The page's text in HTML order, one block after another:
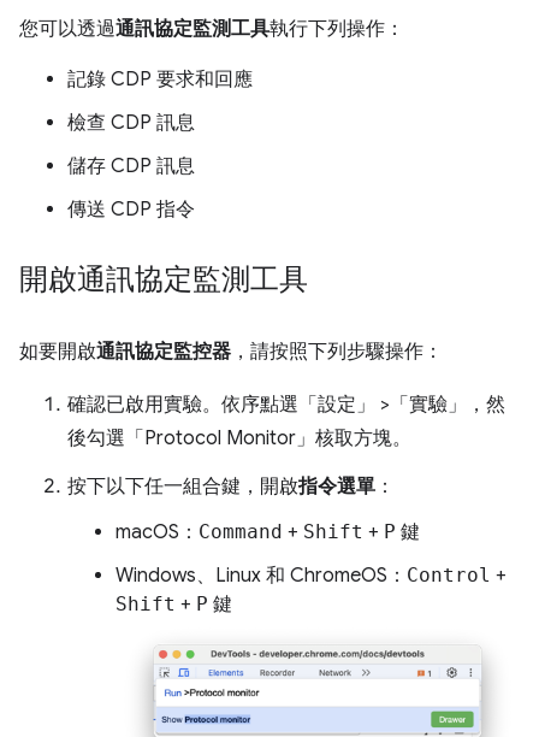
您可以透過通訊協定監測工具執行下列操作：
記錄 CDP 要求和回應
檢查 CDP 訊息
儲存 CDP 訊息
傳送 CDP 指令
開啟通訊協定監測工具
如要開啟通訊協定監控器 ，請按照下列步驟操作：
確認已啟用實驗。依序點選「設定」 >「實驗」
，然
後勾選「Protocol Monitor」 核取方塊。
按下以下任一組合鍵，開啟指令選單 ：
macOS： Command + Shift + P 鍵
Windows、Linux 和 ChromeOS： Control +
Shift + P 鍵